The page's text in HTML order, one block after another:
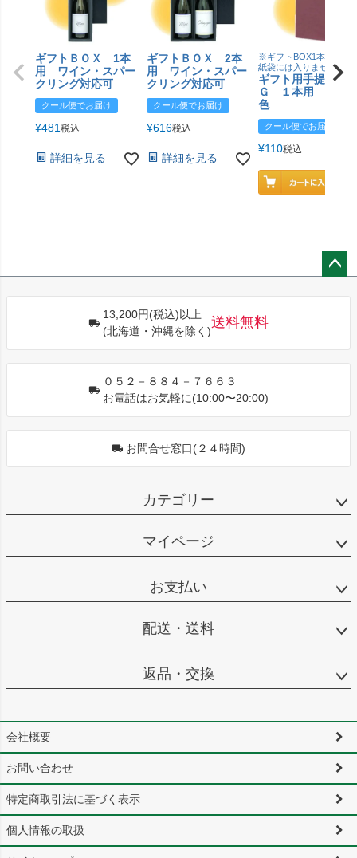
ギフトＢＯＸ 1本
用 ワイン・スパー
クリング対応可
クール便でお届け
¥481 税込
詳細を見る
ギフトＢＯＸ 2本
用 ワイン・スパー
クリング対応可
クール便でお届け
¥616税込
詳細を見る
※ギフトBOX1本用はこ
紙袋には入りません
ギフト用手提げＢ
Ｇ １本用 エン
色
クール便でお届け
¥110税込
13,200円(税込)以上
(北海道・沖縄を除く)
送料無料
０５２－８８４－７６６３
お電話はお気軽に(10:00〜20:00)
お問合せ窓口(２４時間)
カテゴリー
マイページ
お支払い
配送・送料
返品・交換
会社概要
お問い合わせ
特定商取引法に基づく表示
個人情報の取扱